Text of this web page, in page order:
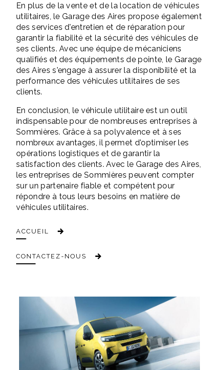
En plus de la vente et de la location de véhicules
utilitaires, le Garage des Aires propose également
des services d'entretien et de réparation pour
garantir la fiabilité et la sécurité des véhicules de
ses clients. Avec une équipe de mécaniciens
qualifiés et des équipements de pointe, le Garage
des Aires s'engage à assurer la disponibilité et la
performance des véhicules utilitaires de ses
clients.
En conclusion, le véhicule utilitaire est un outil
indispensable pour de nombreuses entreprises à
Sommières. Grâce à sa polyvalence et à ses
nombreux avantages, il permet d'optimiser les
opérations logistiques et de garantir la
satisfaction des clients. Avec le Garage des Aires,
les entreprises de Sommières peuvent compter
sur un partenaire fiable et compétent pour
répondre à tous leurs besoins en matière de
véhicules utilitaires.
ACCUEIL
CONTACTEZ-NOUS